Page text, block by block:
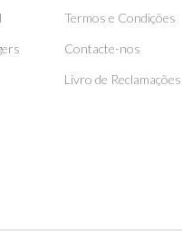
Termos e Condições
Contacte-nos
Livro de Reclamações